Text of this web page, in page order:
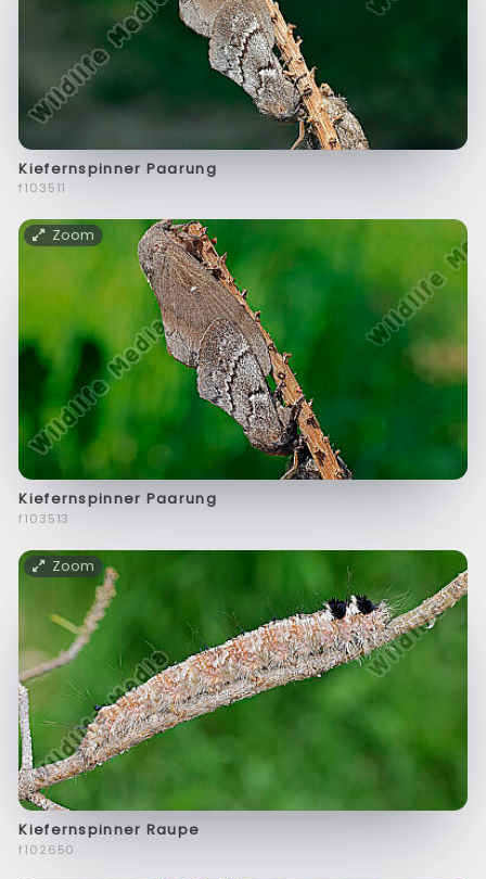
Kiefernspinner Paarung
f103511
Zoom
Kiefernspinner Paarung
f103513
Zoom
Kiefernspinner Raupe
f102650